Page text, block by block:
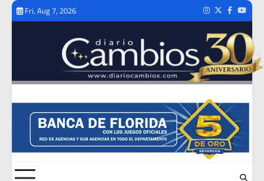
Skip
Fri, Aug 7, 2026 Instagram
TwitterFacebook